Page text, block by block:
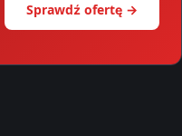
Sprawdź ofertę →